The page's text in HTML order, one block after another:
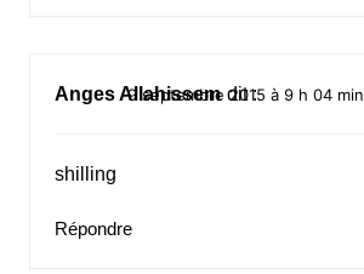
Anges Allahissem dit :
9 septembre 2015 à 9 h 04 min
shilling
Répondre